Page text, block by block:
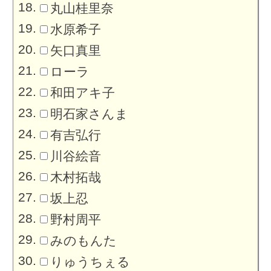
丸山桂里奈
水原希子
矢口真里
ローラ
和田アキ子
明石家さんま
有吉弘行
川谷絵音
木村拓哉
坂上忍
野村周平
みのもんた
りゅうちぇる